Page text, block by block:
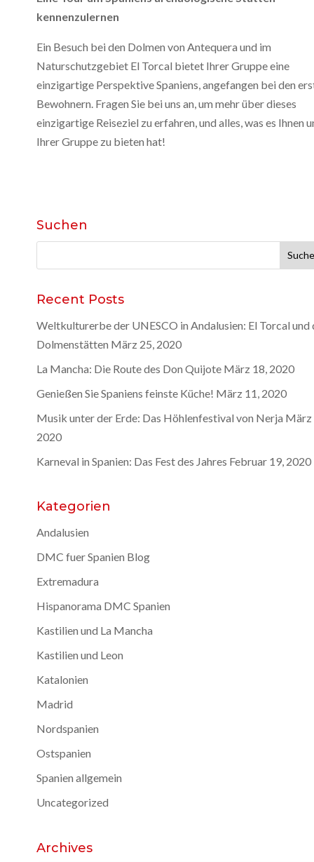
kennenzulernen
Ein Besuch bei den Dolmen von Antequera und im
Naturschutzgebiet El Torcal bietet Ihrer Gruppe eine
einzigartige Perspektive Spaniens, angefangen bei den
Bewohnern. Fragen Sie bei uns an, um mehr über dieses
einzigartige Reiseziel zu erfahren, und alles, was es Ihnen
Ihrer Gruppe zu bieten hat!
Suchen
nach:
Recent Posts
Weltkulturerbe der UNESCO in Andalusien: El Torcal und
Dolmenstätten März 25, 2020
La Mancha: Die Route des Don Quijote März 18, 2020
Genießen Sie Spaniens feinste Küche! März 11, 2020
Musik unter der Erde: Das Höhlenfestival von Nerja März
2020
Karneval in Spanien: Das Fest des Jahres Februar 19, 2020
Kategorien
Andalusien
DMC fuer Spanien Blog
Extremadura
Hispanorama DMC Spanien
Kastilien und La Mancha
Kastilien und Leon
Katalonien
Madrid
Nordspanien
Ostspanien
Spanien allgemein
Uncategorized
Archives